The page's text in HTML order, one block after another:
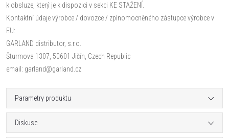
k obsluze, který je k dispozici v sekci KE STAŽENÍ.
Kontaktní údaje výrobce / dovozce / zplnomocněného zástupce výrobce v
EU:
GARLAND distributor, s.r.o.
Šturmova 1307, 50601 Jičín, Czech Republic
email: garland@garland.cz
Parametry produktu
Diskuse